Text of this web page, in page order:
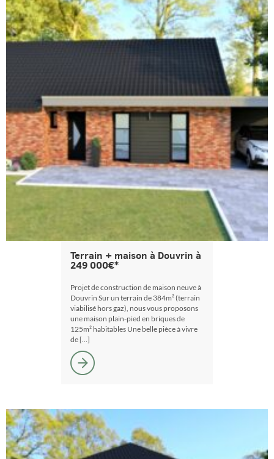
Terrain + maison à Douvrin à
249 000€*
Projet de construction de maison neuve à
Douvrin Sur un terrain de 384m² (terrain
viabilisé hors gaz), nous vous proposons
une maison plain-pied en briques de
125m² habitables Une belle pièce à vivre
de […]